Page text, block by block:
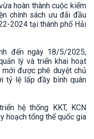
hoàn thành cuộc kiểm
chính sách ưu đãi đầu
2024 tại thành phố Hải
đến ngày 18/5/2025,
lý và triển khai hoạt
mới được phê duyệt chủ
tỷ lệ lấp đầy bình quân
hệ thống KKT, KCN
hoạch tổng thể quốc gia